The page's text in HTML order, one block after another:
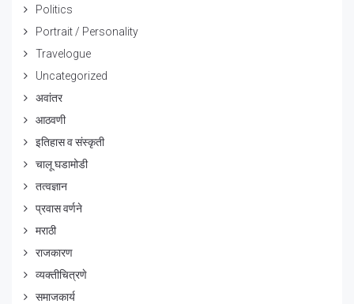
Politics
Portrait / Personality
Travelogue
Uncategorized
अवांतर
आठवणी
इतिहास व संस्कृती
चालू घडामोडी
तत्वज्ञान
प्रवास वर्णने
मराठी
राजकारण
व्यक्तीचित्रणे
समाजकार्य